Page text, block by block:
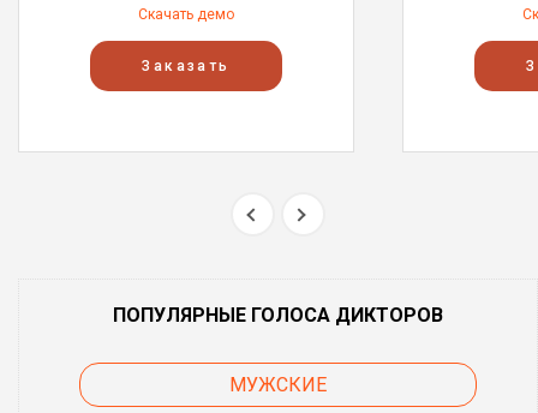
Скачать демо
Заказать
ПОПУЛЯРНЫЕ ГОЛОСА ДИКТОРОВ
МУЖСКИЕ